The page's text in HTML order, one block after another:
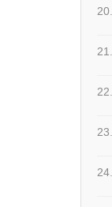
20.
21.
22.
23.
24.